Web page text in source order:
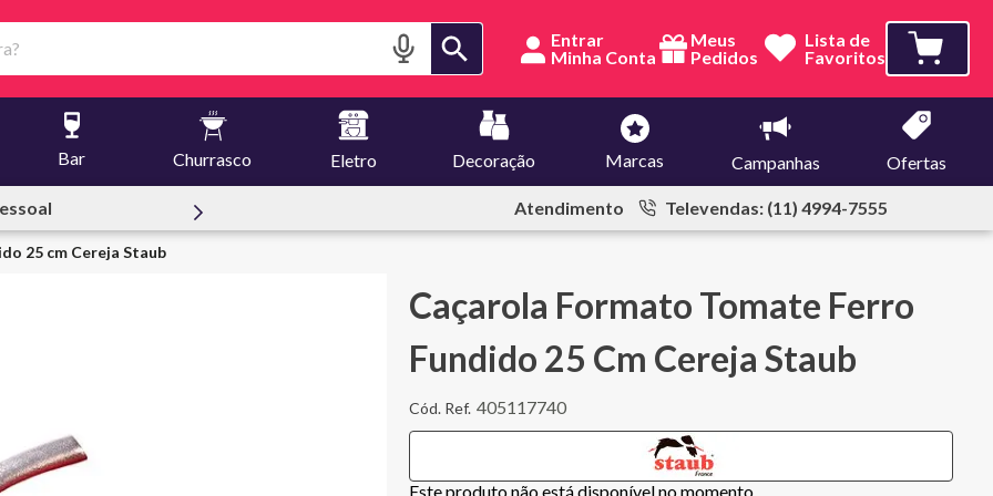
Entrar
Meus
Pedidos
Lista de
Favoritos
Bar Churrasco Eletro Decoração Marcas Campanhas Ofertas
Creuset Atendimento Televendas: (11) 4994-7555
25 cm Cereja Staub
Caçarola Formato Tomate Ferro
Fundido 25 Cm Cereja Staub
405117740
Este produto não está disponível no momento